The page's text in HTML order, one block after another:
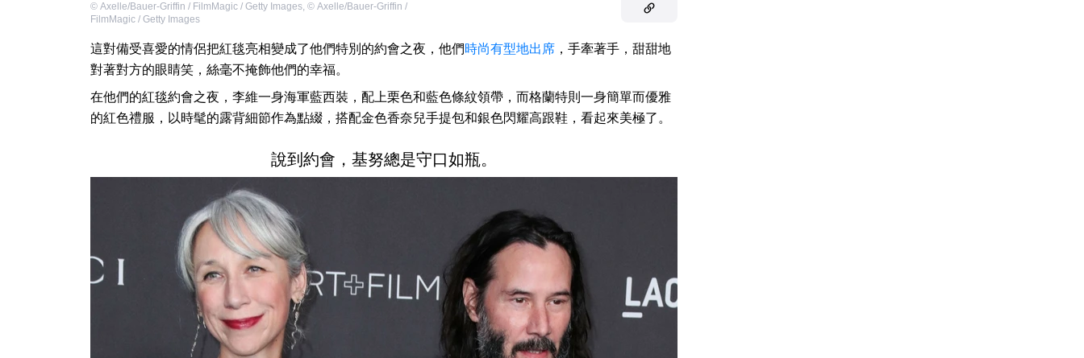
© Axelle/Bauer-Griffin / FilmMagic / Getty Images, © Axelle/Bauer-Griffin /
FilmMagic / Getty Images
這對備受喜愛的情侶把紅毯亮相變成了他們特別的約會之夜，他們時尚有型地出席 ，手牽著手，甜甜地
對著對方的眼睛笑，絲毫不掩飾他們的幸福。
在他們的紅毯約會之夜，李維一身海軍藍西裝，配上栗色和藍色條紋領帶，而格蘭特則一身簡單而優雅
的紅色禮服，以時髦的露背細節作為點綴，搭配金色香奈兒手提包和銀色閃耀高跟鞋，看起來美極了。
說到約會，基努總是守口如瓶。